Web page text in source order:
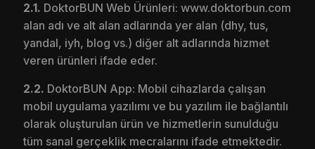
2.1. DoktorBUN Web Ürünleri: www.doktorbun.com
alan adı ve alt alan adlarında yer alan (dhy, tus,
yandal, iyh, blog vs.) diğer alt adlarında hizmet
veren ürünleri ifade eder.
2.2. DoktorBUN App: Mobil cihazlarda çalışan
mobil uygulama yazılımı ve bu yazılım ile bağlantılı
olarak oluşturulan ürün ve hizmetlerin sunulduğu
tüm sanal gerçeklik mecralarını ifade etmektedir.